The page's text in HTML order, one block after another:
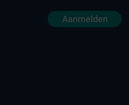
Aanmelden